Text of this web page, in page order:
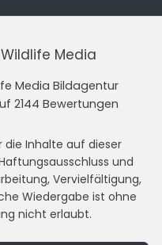
Media
Media Bildagentur
2144 Bewertungen
die Inhalte auf dieser
und
Vervielfältigung,
Wiedergabe ist ohne
nicht erlaubt.